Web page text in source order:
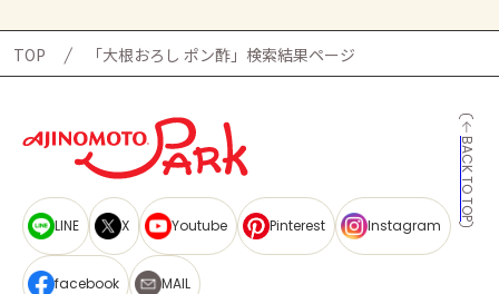
TOP 「大根おろし ポン酢」検索結果ページ
BACK TO TOP
LINE X Youtube Pinterest Instagram
facebook MAIL